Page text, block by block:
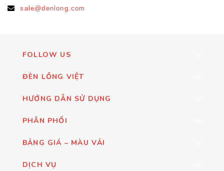
sale@denlong.com
FOLLOW US
ĐÈN LỒNG VIỆT
HƯỚNG DẪN SỬ DỤNG
PHÂN PHỐI
BẢNG GIÁ – MÀU VẢI
DỊCH VỤ